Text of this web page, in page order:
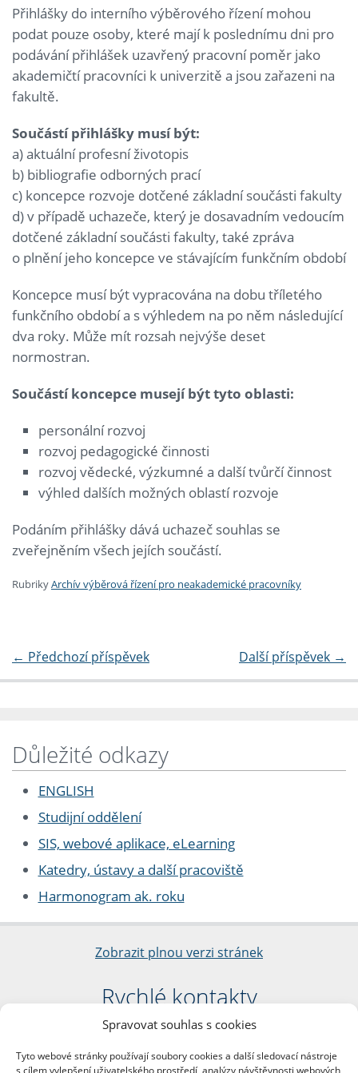
Spravovat souhlas s cookies
Tyto webové stránky používají soubory cookies a další sledovací nástroje
s cílem vylepšení uživatelského prostředí, analýzy návštěvnosti webových
Přihlášky do interního výběrového řízení mohou
podat pouze osoby, které mají k poslednímu dni pro
podávání přihlášek uzavřený pracovní poměr jako
akademičtí pracovníci k univerzitě a jsou zařazeni na
fakultě.
Součástí přihlášky musí být:
a) aktuální profesní životopis
b) bibliografie odborných prací
c) koncepce rozvoje dotčené základní součásti fakulty
d) v případě uchazeče, který je dosavadním vedoucím
dotčené základní součásti fakulty, také zpráva
o plnění jeho koncepce ve stávajícím funkčním období
Koncepce musí být vypracována na dobu tříletého
funkčního období a s výhledem na po něm následující
dva roky. Může mít rozsah nejvýše deset
normostran.
Součástí koncepce musejí být tyto oblasti:
personální rozvoj
rozvoj pedagogické činnosti
rozvoj vědecké, výzkumné a další tvůrčí činnost
výhled dalších možných oblastí rozvoje
Podáním přihlášky dává uchazeč souhlas se
zveřejněním všech jejích součástí.
RubrikyArchív výběrová řízení pro neakademické pracovníky
← Předchozí příspěvek Další příspěvek →
Důležité odkazy
ENGLISH
Studijní oddělení
SIS, webové aplikace, eLearning
Katedry, ústavy a další pracoviště
Harmonogram ak. roku
Zobrazit plnou verzi stránek
Rychlé kontakty
Filozofická fakulta
nám. Jana Palacha 1/2